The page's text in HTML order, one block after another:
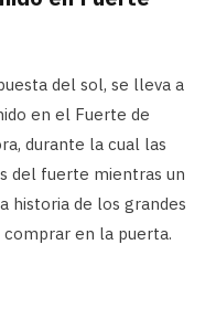
del sol, se lleva a
en el Fuerte de
durante la cual las
del fuerte mientras un
historia de los grandes
en la puerta.